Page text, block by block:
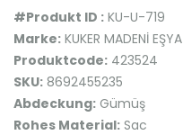
#Produkt ID : KU-U-719
Marke: KUKER MADENİ EŞYA
Produktcode: 423524
SKU: 8692455235
Abdeckung: Gümüş
Rohes Material: Sac